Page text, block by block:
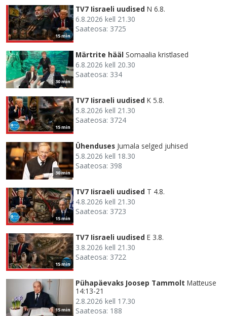
15 min
TV7 Iisraeli uudised N 6.8.
6.8.2026 kell 21.30
Saateosa: 3725
30 min
Märtrite hääl Somaalia kristlased
6.8.2026 kell 20.30
Saateosa: 334
15 min
TV7 Iisraeli uudised K 5.8.
5.8.2026 kell 21.30
Saateosa: 3724
30 min
Ühenduses Jumala selged juhised
5.8.2026 kell 18.30
Saateosa: 398
15 min
TV7 Iisraeli uudised T 4.8.
4.8.2026 kell 21.30
Saateosa: 3723
15 min
TV7 Iisraeli uudised E 3.8.
3.8.2026 kell 21.30
Saateosa: 3722
15 min
Pühapäevaks Joosep Tammolt Matteuse
14:13-21
2.8.2026 kell 17.30
Saateosa: 188